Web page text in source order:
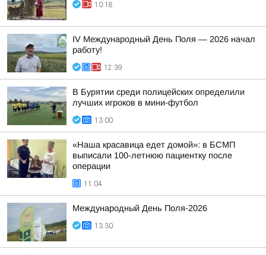
10:18
IV Международный День Поля — 2026 начал
работу!
12:39
В Бурятии среди полицейских определили
лучших игроков в мини-футбол
13:00
«Наша красавица едет домой»: в БСМП
выписали 100-летнюю пациентку после
операции
11:04
Международный День Поля-2026
13:30